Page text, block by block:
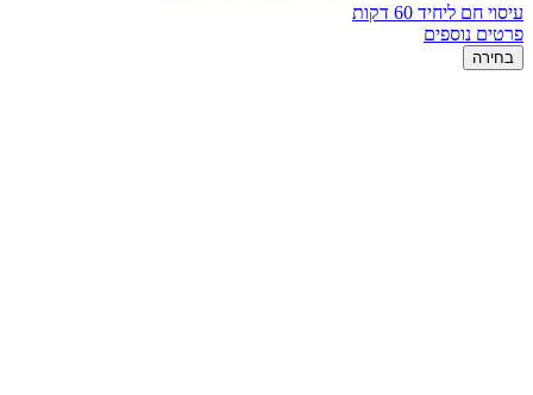
עיסוי חם ליחיד 60 דקות
פרטים נוספים
בחירה